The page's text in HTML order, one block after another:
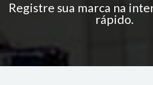
Registre sua marca na
rápido.